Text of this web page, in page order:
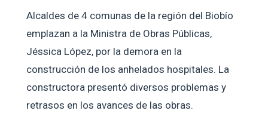
Alcaldes de 4 comunas de la región del Biobío
emplazan a la Ministra de Obras Públicas,
Jéssica López, por la demora en la
construcción de los anhelados hospitales. La
constructora presentó diversos problemas y
retrasos en los avances de las obras.